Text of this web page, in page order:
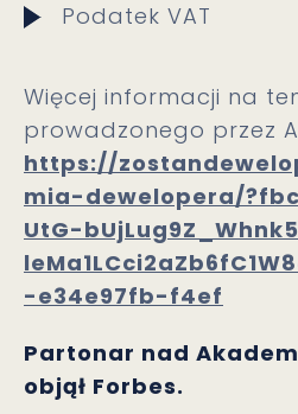
Podatek VAT
Więcej informacji na
prowadzonego przez
https://
mia-dewelopera/
UtG-
-e34e97fb-f4ef
Partonar nad
objął Forbes.